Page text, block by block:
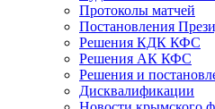
Протоколы матчей
Постановления
Решения КДК КФС
Решения АК КФС
Решения и
Дисквалификации